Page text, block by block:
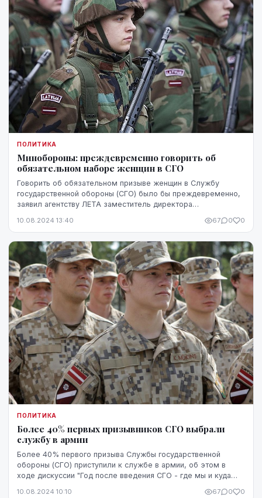
ПОЛИТИКА
Минобороны: преждевременно говорить об
обязательном наборе женщин в СГО
Говорить об обязательном призыве женщин в Службу
государственной обороны (СГО) было бы преждевременно,
заявил агентству ЛЕТА заместитель директора
10.08.2024 13:40 67 0 0
ПОЛИТИКА
Более 40% первых призывников СГО выбрали
службу в армии
Более 40% первого призыва Службы государственной
обороны (СГО) приступили к службе в армии, об этом в
ходе дискуссии "Год после введения СГО - где мы и куда
10.08.2024 10:10 67 0 0